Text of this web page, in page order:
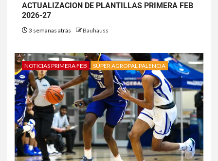
ACTUALIZACION DE PLANTILLAS PRIMERA FEB
2026-27
3 semanas atrás Bauhauss
NOTICIAS PRIMERA FEB SÚPER AGROPAL PALENCIA